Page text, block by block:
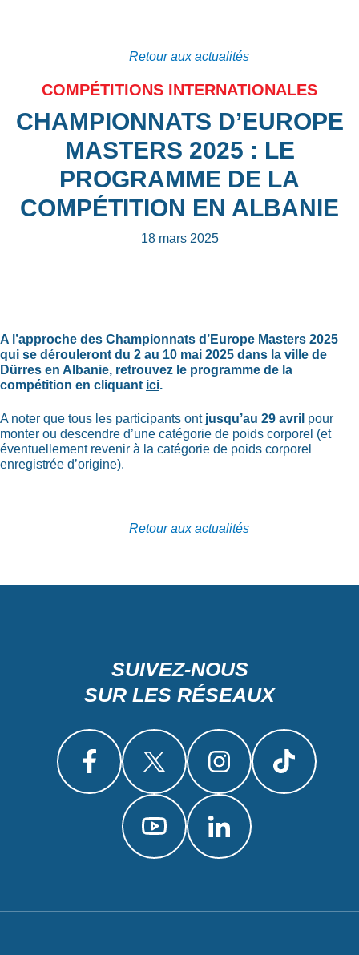
Retour aux actualités
COMPÉTITIONS INTERNATIONALES
CHAMPIONNATS D’EUROPE
MASTERS 2025 : LE
PROGRAMME DE LA
COMPÉTITION EN ALBANIE
18 mars 2025
A l’approche des Championnats d’Europe Masters 2025
qui se dérouleront du 2 au 10 mai 2025 dans la ville de
Dürres en Albanie, retrouvez le programme de la
compétition en cliquant ici.
A noter que tous les participants ont jusqu’au 29 avril pour
monter ou descendre d’une catégorie de poids corporel (et
éventuellement revenir à la catégorie de poids corporel
enregistrée d’origine).
Retour aux actualités
SUIVEZ-NOUS
SUR LES RÉSEAUX